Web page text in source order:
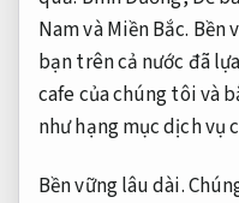
Nam và Miền Bắc. Bền
bạn trên cả nước đã
cafe của chúng tôi và
như hạng mục dịch vụ
Bền vững lâu dài.